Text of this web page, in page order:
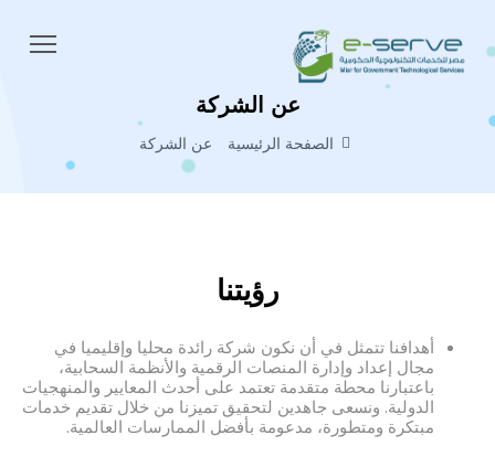
عن الشركة
الصفحة الرئيسية عن الشركة
رؤيتنا
أهدافنا تتمثل في أن نكون شركة رائدة محليا وإقليميا في
مجال إعداد وإدارة المنصات الرقمية والأنظمة السحابية،
باعتبارنا محطة متقدمة تعتمد على أحدث المعايير والمنهجيات
الدولية. ونسعى جاهدين لتحقيق تميزنا من خلال تقديم خدمات
مبتكرة ومتطورة، مدعومة بأفضل الممارسات العالمية.